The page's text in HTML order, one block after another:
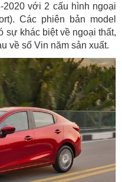
với 2 cấu hình ngoại
Các phiên bản model
sự khác biệt về ngoại thất,
về số Vin năm sản xuất.